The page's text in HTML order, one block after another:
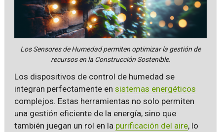
Los Sensores de Humedad permiten optimizar la gestión de
recursos en la Construcción Sostenible.
Los dispositivos de control de humedad se
integran perfectamente en sistemas energéticos
complejos. Estas herramientas no solo permiten
una gestión eficiente de la energía, sino que
también juegan un rol en la purificación del aire, lo